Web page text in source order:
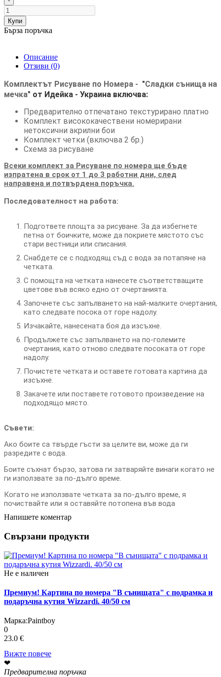
Купи
Бърза поръчка
Описание
Отзиви (0)
Комплектът Рисуване по Номера - "Сладки сънища на
мечка" от Идейка - Украина включва:
Предварително отпечатано текстурирано платно
Комплект висококачествени номерирани
нетоксични акрилни бои
Комплект четки (включва 2 бр.)
Схема за рисуване
Всеки комплект за Рисуване по номера ще бъде
изпратена в срок от 1 до 3 работни дни, след
направена и потвърдена поръчка.
Последователност на работа:
Подгответе площта за рисуване. За да избегнете
петна от боичките, може да покриете мястото със
стари вестници или списания.
Снабдете се с подходящ съд с вода за потапяне на
четката.
С помощта на четката нанесете съответстващите
цветове във всяко едно от очертанията.
Започнете със запълването на най-малките очертания,
като следвате посока от горе надолу.
Изчакайте, нанесената боя да изсъхне.
Продължете със запълването на по-големите
очертания, като отново следвате посоката от горе
надолу.
Почистете четката и оставете готовата картина да
изсъхне.
Закачете или поставете готовото произведение на
подходящо място.
Съвети:
Ако боите са твърде гъсти за целите ви, може да ги
разредите с вода.
Боите съхнат бързо, затова ги затваряйте винаги когато не
ги използвате за по-дълго време.
Когато не използвате четката за по-дълго време, я
почиствайте или я оставяйте потопена във вода
Напишете коментар
Свързани продукти
Не е наличен
Премиум! Картина по номера "В сънищата" с подрамка и
подаръчна кутия Wizzardi. 40/50 см
Марка:Paintboy
0
23.0 €
Вижте повече
❤
Предварителна поръчка